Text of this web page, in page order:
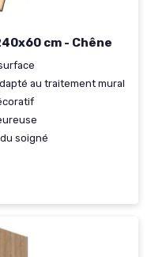
cm - Chêne
au traitement mural
soigné